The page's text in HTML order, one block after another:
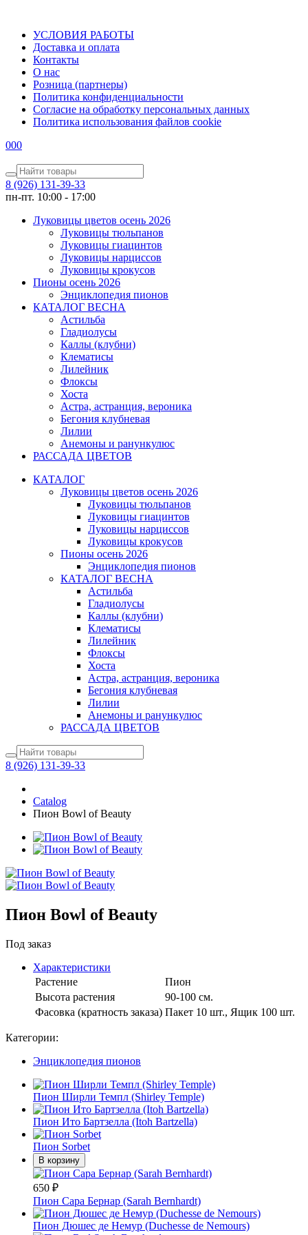
УСЛОВИЯ РАБОТЫ
Доставка и оплата
Контакты
О наc
Розница (партнеры)
Политика конфиденциальности
Согласие на обработку персональных данных
Политика использования файлов сookie
000
8 (926) 131-39-33
пн-пт. 10:00 - 17:00
Луковицы цветов осень 2026
Луковицы тюльпанов
Луковицы гиацинтов
Луковицы нарциссов
Луковицы крокусов
Пионы осень 2026
Энциклопедия пионов
КАТАЛОГ ВЕСНА
Астильба
Гладиолусы
Каллы (клубни)
Клематисы
Лилейник
Флоксы
Хоста
Астра, астранция, вероника
Бегония клубневая
Лилии
Анемоны и ранункулюс
РАССАДА ЦВЕТОВ
КАТАЛОГ
Луковицы цветов осень 2026
Луковицы тюльпанов
Луковицы гиацинтов
Луковицы нарциссов
Луковицы крокусов
Пионы осень 2026
Энциклопедия пионов
КАТАЛОГ ВЕСНА
Астильба
Гладиолусы
Каллы (клубни)
Клематисы
Лилейник
Флоксы
Хоста
Астра, астранция, вероника
Бегония клубневая
Лилии
Анемоны и ранункулюс
РАССАДА ЦВЕТОВ
8 (926) 131-39-33
Catalog
Пион Bowl of Beauty
Пион Bowl of Beauty
Под заказ
Характеристики
Растение
Пион
Высота растения
90-100 см.
Фасовка (кратность заказа) Пакет 10 шт., Ящик 100 шт.
Категории:
Энциклопедия пионов
Пион Ширли Темпл (Shirley Temple)
Пион Ито Бартзелла (Itoh Bartzella)
Пион Sorbet
В корзину
650 ₽
Пион Сара Бернар (Sarah Bernhardt)
Пион Дюшес де Немур (Duchesse de Nemours)